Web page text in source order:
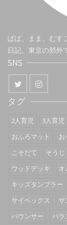
ぱぱ、まま、むす
日記。東京の郊外
SNS
タグ
2人育児 3人育児
おふろマット
お
こそだて
そうじ
ウッドデッキ
オ
キッズタンブラー
サイベックス
サ
バウンサー
パラ